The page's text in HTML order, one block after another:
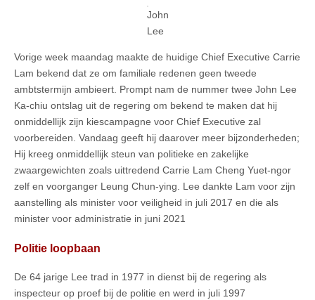
John
Lee
Vorige week maandag maakte de huidige Chief Executive Carrie
Lam bekend dat ze om familiale redenen geen tweede
ambtstermijn ambieert. Prompt nam de nummer twee John Lee
Ka-chiu ontslag uit de regering om bekend te maken dat hij
onmiddellijk zijn kiescampagne voor Chief Executive zal
voorbereiden. Vandaag geeft hij daarover meer bijzonderheden;
Hij kreeg onmiddellijk steun van politieke en zakelijke
zwaargewichten zoals uittredend Carrie Lam Cheng Yuet-ngor
zelf en voorganger Leung Chun-ying. Lee dankte Lam voor zijn
aanstelling als minister voor veiligheid in juli 2017 en die als
minister voor administratie in juni 2021
Politie loopbaan
De 64 jarige Lee trad in 1977 in dienst bij de regering als
inspecteur op proef bij de politie en werd in juli 1997